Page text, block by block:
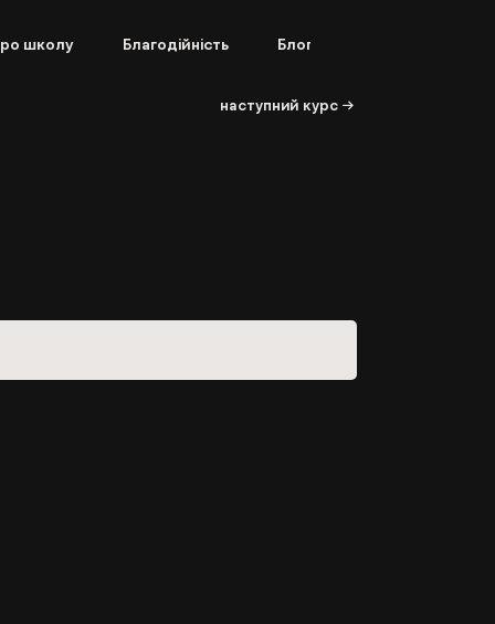
школу Благодійність Блог
наступний курс →